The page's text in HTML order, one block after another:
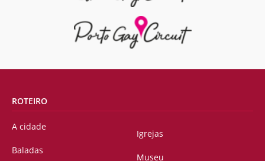
ROTEIRO
A cidade
Baladas
Igrejas
Museu